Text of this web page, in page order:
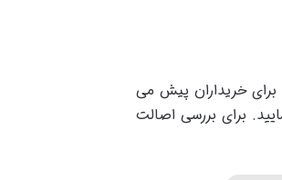
برای خریداران پیش می
برای بررسی اصالت